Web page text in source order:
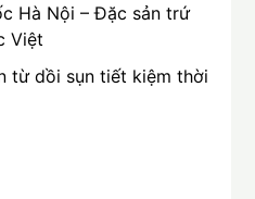
Hà Nội – Đặc sản trứ
Việt
từ dồi sụn tiết kiệm thời